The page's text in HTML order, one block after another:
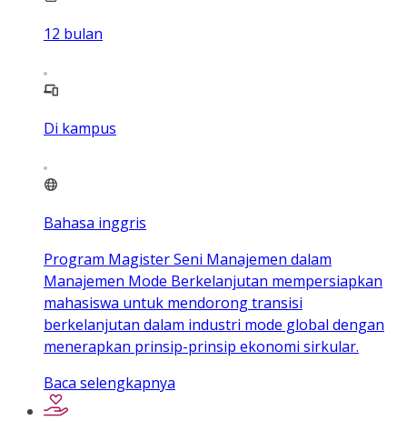
12 bulan
Di kampus
Bahasa inggris
Program Magister Seni Manajemen dalam
Manajemen Mode Berkelanjutan mempersiapkan
mahasiswa untuk mendorong transisi
berkelanjutan dalam industri mode global dengan
menerapkan prinsip-prinsip ekonomi sirkular.
Baca selengkapnya